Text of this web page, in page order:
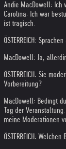
Andie MacDowell: Ich
Carolina. Ich war
ist tragisch.
ÖSTERREICH:
MacDowell: Ja,
ÖSTERREICH: Sie
Vorbereitung?
MacDowell: Bedingt
Tag der
meine Moderationen
ÖSTERREICH: